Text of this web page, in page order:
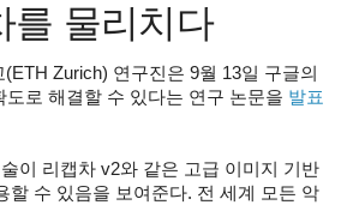
를 물리치다
Zurich) 연구진은 9월 13일 구글의
도로 해결할 수 있다는 연구 논문을 발표
이 리캡차 v2와 같은 고급 이미지 기반
할 수 있음을 보여준다. 전 세계 모든 악